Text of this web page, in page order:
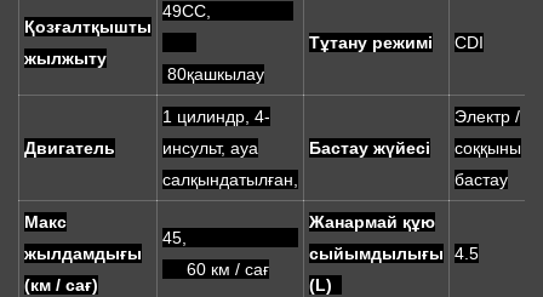
Қозғалтқышты
жылжыту
49CC,
80қашкылау
Тұтану режимі CDI
Двигатель
1 цилиндр, 4-
инсульт, ауа
салқындатылған,
Бастау жүйесі
Электр /
соққыны
бастау
Макс
жылдамдығы
(км / сағ)
45,
60 км / сағ
Жанармай құю
сыйымдылығы
(L)
4.5